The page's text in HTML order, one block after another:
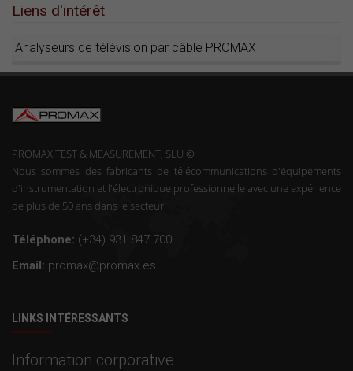
Liens d'intérêt
Analyseurs de télévision par câble PROMAX
PROMAX TEST & MEASUREMENT, SLU ©
Nous sommes des fabricants de télécommunications d'équipements
d'instrumentation et l'électronique professionnelle avec une expérience
de plus de 50 ans dans le secteur.
Téléphone: (+34) 931 847 700
Email: promax@promax.es
LINKS INTÉRESSANTS
Information corporative